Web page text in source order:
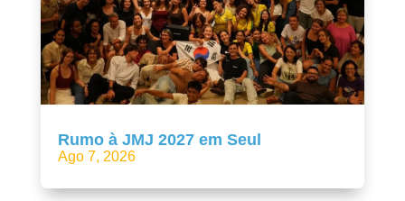
Rumo à JMJ 2027 em Seul
Ago 7, 2026